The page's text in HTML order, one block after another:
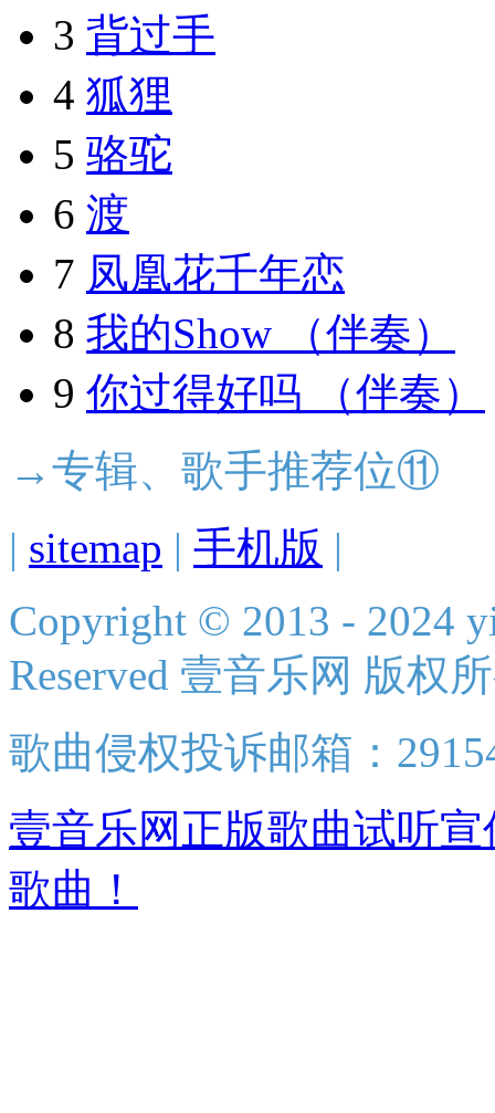
3 背过手
4 狐狸
5 骆驼
6 渡
7 凤凰花千年恋
8 我的Show （伴奏）
9 你过得好吗 （伴奏）
→专辑、歌手推荐位⑪
| sitemap | 手机版 |
Copyright © 2013 - 2024
Reserved 壹音乐网 版权
歌曲侵权投诉邮箱：
壹音乐网正版歌曲试听
歌曲！